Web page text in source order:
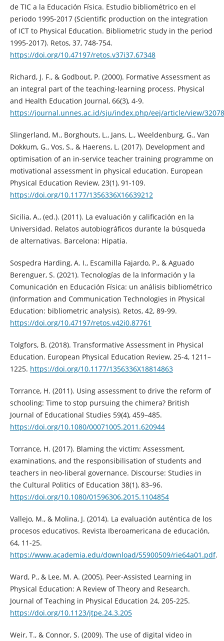
de TIC a la Educación Física. Estudio bibliométrico en el
periodo 1995-2017 (Scientific production on the integration
of ICT to Physical Education. Bibliometric study in the period
1995-2017). Retos, 37, 748-754.
https://doi.org/10.47197/retos.v37i37.67348
Richard, J. F., & Godbout, P. (2000). Formative Assessment as
an integral part of the teaching-learning process. Physical
and Health Education Journal, 66(3), 4-9.
https://journal.unnes.ac.id/sju/index.php/eej/article/view/32078
Slingerland, M., Borghouts, L., Jans, L., Weeldenburg, G., Van
Dokkum, G., Vos, S., & Haerens, L. (2017). Development and
optimisation of an in-service teacher training programme on
motivational assessment in physical education. European
Physical Education Review, 23(1), 91-109.
https://doi.org/10.1177/1356336X16639212
Sicilia, A., (ed.). (2011). La evaluación y calificación en la
Universidad. Relatos autobiográficos durante la búsqueda
de alternativas. Barcelona: Hipatia.
Sospedra Harding, A. I., Escamilla Fajardo, P., & Aguado
Berenguer, S. (2021). Tecnologías de la Información y la
Comunicación en Educación Física: un análisis bibliométrico
(Information and Communication Technologies in Physical
Education: bibliometric analysis). Retos, 42, 89-99.
https://doi.org/10.47197/retos.v42i0.87761
Tolgfors, B. (2018). Transformative Assessment in Physical
Education. European Physical Education Review, 25-4, 1211–
1225. https://doi.org/10.1177/1356336X18814863
Torrance, H. (2011). Using assessment to drive the reform of
schooling: Time to stop pursuing the chimera? British
Journal of Educational Studies 59(4), 459–485.
https://doi.org/10.1080/00071005.2011.620944
Torrance, H. (2017). Blaming the victim: Assessment,
examinations, and the responsibilisation of students and
teachers in neo-liberal governance. Discourse: Studies in
the Cultural Politics of Education 38(1), 83–96.
https://doi.org/10.1080/01596306.2015.1104854
Vallejo, M., & Molina, J. (2014). La evaluación auténtica de los
procesos educativos. Revista Iberoamericana de educación,
64, 11-25.
https://www.academia.edu/download/55900509/rie64a01.pdf.
Ward, P., & Lee, M. A. (2005). Peer-Assisted Learning in
Physical Education: A Review of Theory and Research.
Journal of Teaching in Physical Education 24, 205-225.
https://doi.org/10.1123/jtpe.24.3.205
Weir, T., & Connor, S. (2009). The use of digital video in